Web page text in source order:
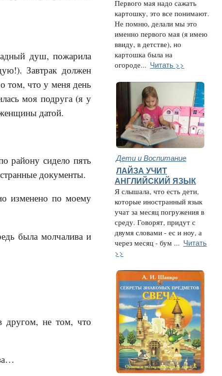
душ, пожарила
Завтрак должен
том, что у меня день
моя подруга (я у
датой.
району сидело пять
документы.
изменено по моему
была молчалива и
другом, не том, что
Первого мая надо сажать
картошку, это все понимают.
Не помню, делали мы это
именно первого мая (я имею
ввиду, в детстве), но
картошка была на
огороде... Читать >>
Дети и Воспитание
ЛАЙЗА УЧИТ
АНГЛИЙСКИЙ ЯЗЫК
Я слышала, что есть дети,
которые иностранный язык
учат за месяц погружения в
среду. Говорят, придут с
двумя словами - ес и ноу, а
через месяц - бум ... Читать
>>